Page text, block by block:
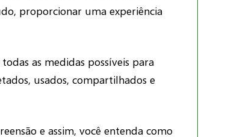
proporcionar uma experiência
as medidas possíveis para
usados, compartilhados e
e assim, você entenda como